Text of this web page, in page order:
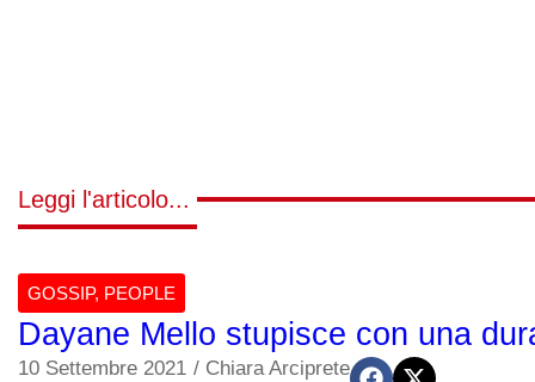
Leggi l'articolo...
GOSSIP, PEOPLE
Dayane Mello stupisce con una
10 Settembre 2021 / Chiara Arciprete